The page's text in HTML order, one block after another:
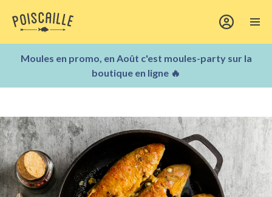
Moules en promo, en Août c'est moules-party sur la
boutique en ligne 🔥